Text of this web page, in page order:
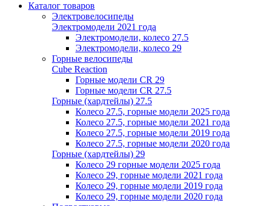
Каталог товаров
Электровелосипеды
Электромодели 2021 года
Электромодели, колесо 27.5
Электромодели, колесо 29
Горные велосипеды
Cube Reaction
Горные модели CR 29
Горные модели CR 27.5
Горные (хардтейлы) 27.5
Колесо 27.5, горные модели 2025 года
Колесо 27.5, горные модели 2021 года
Колесо 27.5, горные модели 2019 года
Колесо 27.5, горные модели 2020 года
Горные (хардтейлы) 29
Колесо 29 горные модели 2025 года
Колесо 29, горные модели 2021 года
Колесо 29, горные модели 2019 года
Колесо 29, горные модели 2020 года